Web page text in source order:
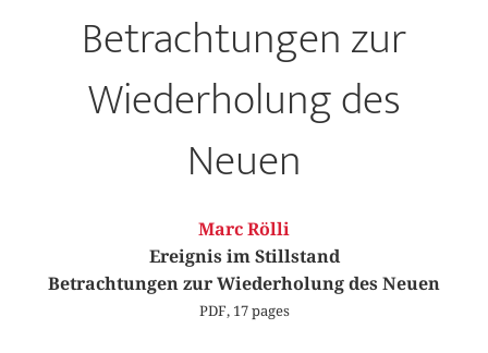
Betrachtungen zur
Wiederholung des
Neuen
Marc Rölli
Ereignis im Stillstand
Betrachtungen zur Wiederholung des Neuen
PDF, 17 pages